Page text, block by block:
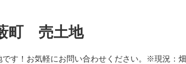
町 売土地
です！お気軽にお問い合わせください。※現況：畑